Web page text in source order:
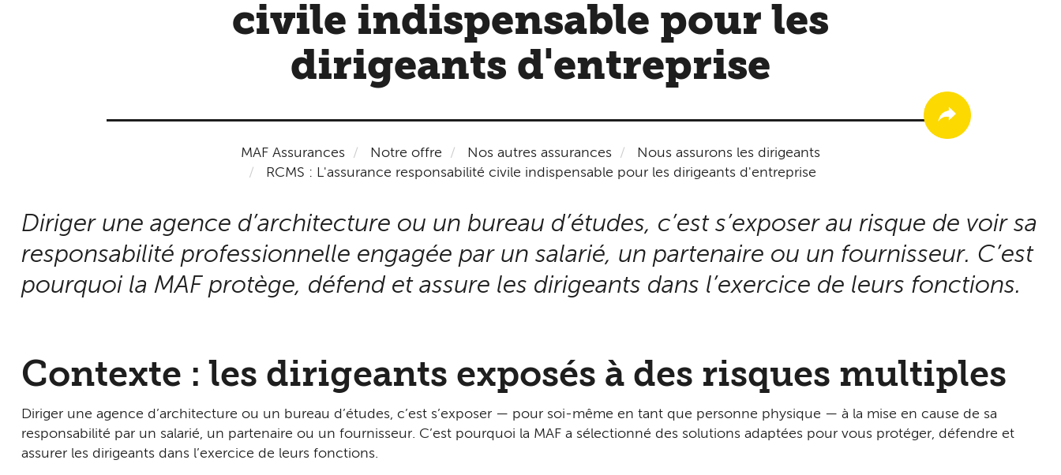
civile indispensable pour les
dirigeants d'entreprise
MAF Assurances Notre offre Nos autres assurances
Nous assurons les dirigeants
RCMS : L'assurance responsabilité civile indispensable pour les dirigeants d'entreprise
Diriger une agence d’architecture ou un bureau d’études, c’est s’exposer au risque de voir sa
responsabilité professionnelle engagée par un salarié, un partenaire ou un fournisseur. C’est
pourquoi la MAF protège, défend et assure les dirigeants dans l’exercice de leurs fonctions.
Contexte : les dirigeants exposés à des risques multiples
Diriger une agence d’architecture ou un bureau d’études, c’est s’exposer — pour soi-même en tant que personne physique — à la mise en cause de sa
responsabilité par un salarié, un partenaire ou un fournisseur. C’est pourquoi la MAF a sélectionné des solutions adaptées pour vous protéger, défendre et
assurer les dirigeants dans l’exercice de leurs fonctions.